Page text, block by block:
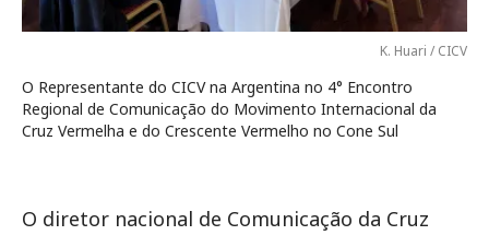
K. Huari / CICV
O Representante do CICV na Argentina no 4° Encontro
Regional de Comunicação do Movimento Internacional da
Cruz Vermelha e do Crescente Vermelho no Cone Sul
O diretor nacional de Comunicação da Cruz